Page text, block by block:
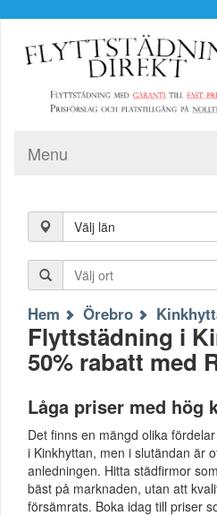
Menu
Välj län
Hem Örebro
Flyttstädning i
50% rabatt med
Låga priser med hög
Det finns en mängd olika
i Kinkhyttan, men i slutändan är
anledningen. Hitta städfirmor
bäst på marknaden, utan att
försämrats. Boka idag till priser